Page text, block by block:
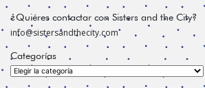
¿Quiéres contactar con Sisters and the City?
info@sistersandthecity.com
Categorías
Categorías